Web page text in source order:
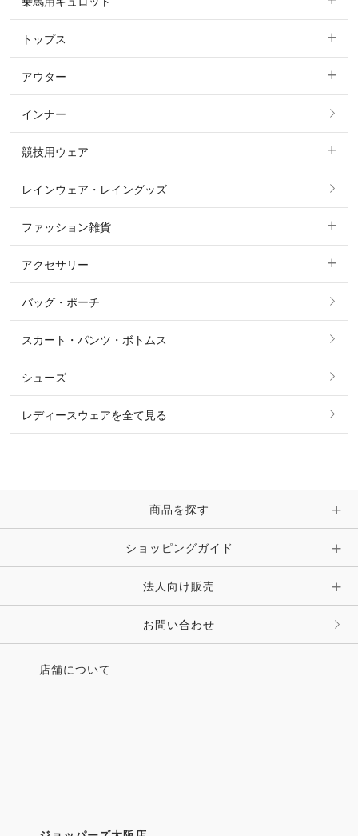
すべてのキュロット
フルグリップ・尻革 キュロット
ニーグリップ・膝革 キュロット
トップス
すべてのトップス
ポロシャツ
カットソー・Tシャツ・タンクトップ
ニット・セーター
シャツ・ブラウス・ワンピース
アウター
すべてのアウター
コート
ジャケット・ブルゾン
インナー
競技用ウェア
すべての競技用ウェア
ショージャケット
ショーシャツ
レインウェア・レイングッズ
ファッション雑貨
すべてのファッション雑貨
ソックス
ベルト
時計・財布・キーケース・革小物
キーホルダー・チャーム・ストラップ
その他 ファッション雑貨
アクセサリー
すべてのアクセサリー
リング
ピアス・イヤリング
ピン・ブローチ・コサージュ
その他 アクセサリー
バッグ・ポーチ
スカート・パンツ・ボトムス
シューズ
レディースウェアを全て見る
商品を探す
ショッピングガイド
法人向け販売
お問い合わせ
店舗について